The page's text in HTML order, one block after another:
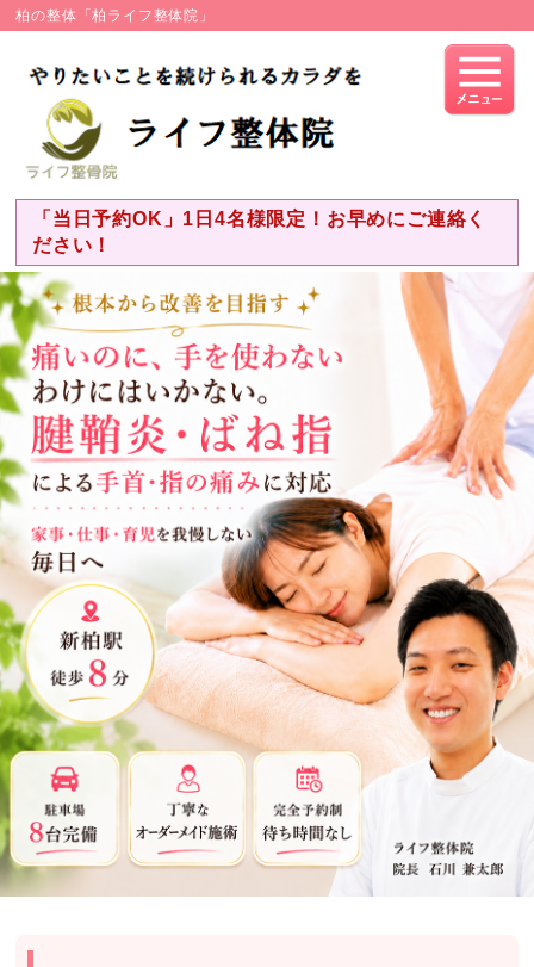
柏の整体「柏ライフ整体院」
「当日予約OK」1日4名様限定！お早めにご連絡く
ださい！